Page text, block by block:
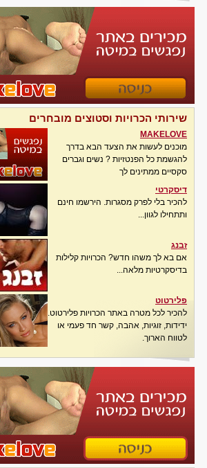
שירותי הכרויות וסטוצים מובחרים
MAKELOVE
מוכנים לעשות את הצעד הבא בדרך
להגשמת כל הפנטזיות ? נשים וגברים
סקסיים ממתינים לך
דיסקרטי
להכיר בלי לפרק מסגרות. הירשמו חינם
ותתחילו לגוון...
זבנג
אם בא לך משהו חדש? הכרויות קלילות
בדיסקרטיות מלאה...
פלירטוט
להכיר לכל מטרה באתר הכרויות פלירטוט.
ידידות, זוגיות, אהבה, קשר חד פעמי או
לטווח הארוך.